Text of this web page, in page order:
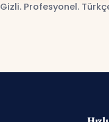
Gizli. Profesyonel.